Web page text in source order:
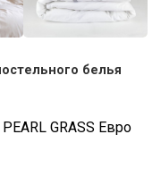
белья
GRASS Евро